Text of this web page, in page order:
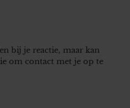
bij je reactie, maar kan
om contact met je op te